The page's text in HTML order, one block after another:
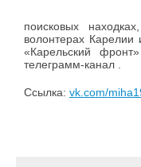
поисковых
волонтерах Карелии
«Карельский
телеграмм-канал .
Ссылка: vk.com/